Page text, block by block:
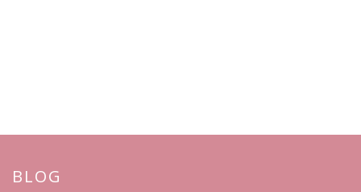
BLOG